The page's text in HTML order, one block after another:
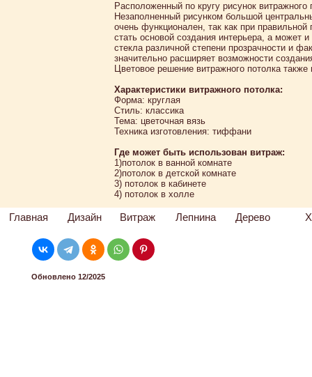
Расположенный по кругу рисунок
Незаполненный рисунком большой
очень функционален, так как при
стать основой создания интерьера, а может
стекла различной степени прозрачности и
значительно расширяет возможности
Цветовое решение витражного потолка
Характеристики витражного потолка:
Форма: круглая
Стиль: классика
Тема: цветочная вязь
Техника изготовления: тиффани
Где может быть использован витраж:
1)потолок в ванной комнате
2)потолок в детской комнате
3) потолок в кабинете
4) потолок в холле
Главная Дизайн Витраж Лепнина Дерево
Обновлено 12/2025